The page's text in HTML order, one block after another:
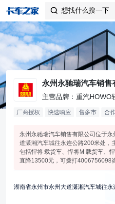
 想找什么搜一下
永州永驰瑞汽车销售
主营品牌：重汽HOWO
厂商授权 快速响应 售多市 合
永州永驰瑞汽车销售有限公司位于
道潇湘汽车城往永连公路200米处，
包括悍将 载货车、悍将M 载货车、
直降13500元，可拨打4006756098
湖南省永州市永州大道潇湘汽车城往永